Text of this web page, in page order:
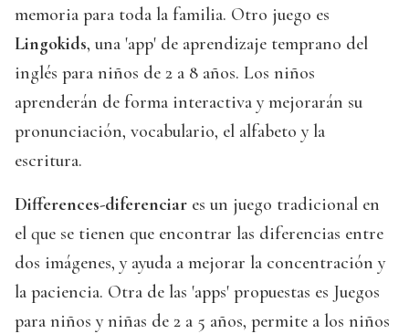
memoria para toda la familia. Otro juego es
Lingokids, una 'app' de aprendizaje temprano del
inglés para niños de 2 a 8 años. Los niños
aprenderán de forma interactiva y mejorarán su
pronunciación, vocabulario, el alfabeto y la
escritura.
Differences-diferenciar es un juego tradicional en
el que se tienen que encontrar las diferencias entre
dos imágenes, y ayuda a mejorar la concentración y
la paciencia. Otra de las 'apps' propuestas es Juegos
para niños y niñas de 2 a 5 años, permite a los niños